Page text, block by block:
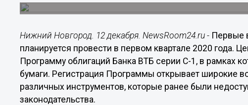
Нижний Новгород. 12 декабря. NewsRoom24.ru - Первые
планируется провести в первом квартале 2020 года.
Программу облигаций Банка ВТБ серии С-1, в рамках
бумаги. Регистрация Программы открывает широкие
различных инструментов, которые ранее были
законодательства.